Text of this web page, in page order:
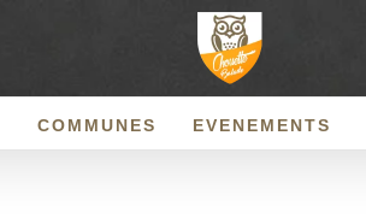
COMMUNES EVENEMENTS